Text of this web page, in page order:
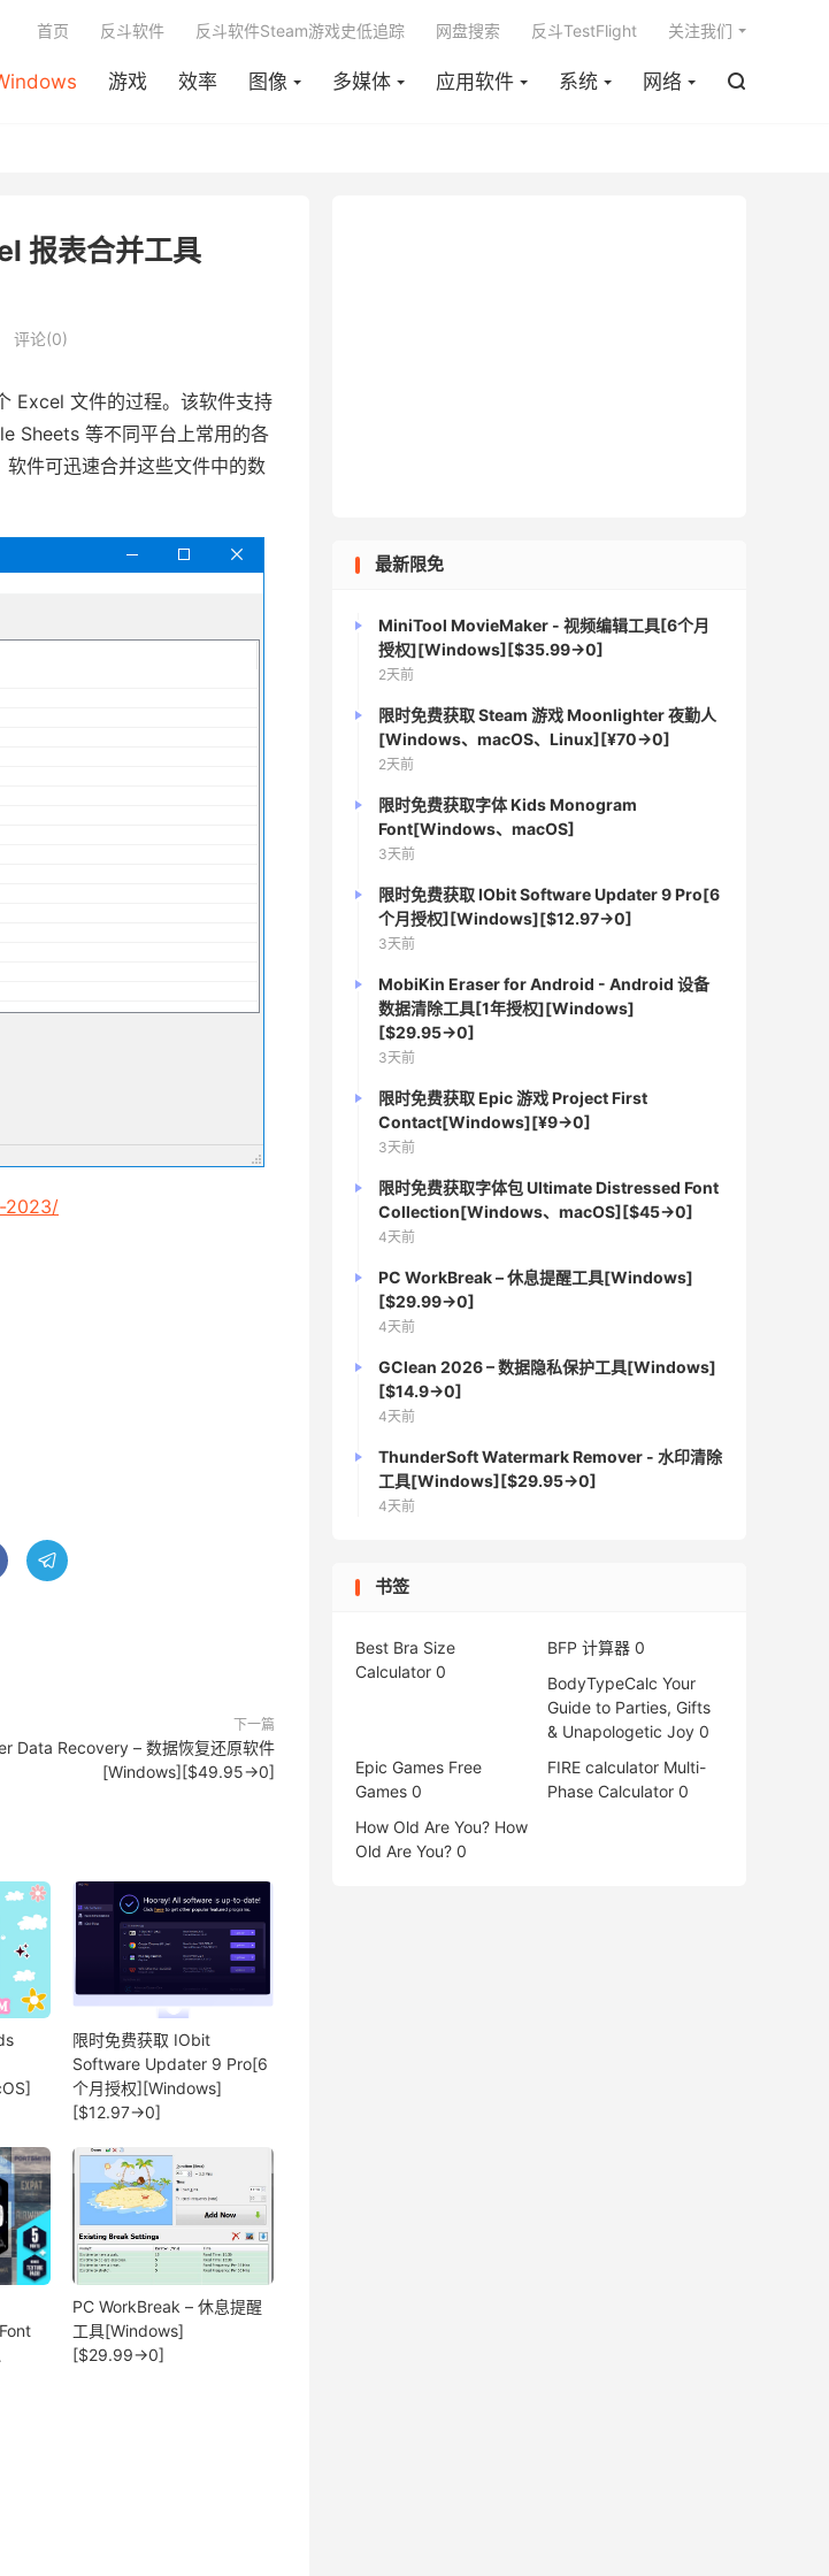
游戏 效率 图像 多媒体 应用软件 系统 网络 
首页 反斗软件 反斗软件Steam游戏史低追踪 网盘搜索 反斗TestFlight 关注我们
报表合并工具
评论(0)
Excel 文件的过程。该软件支持
Sheets 等不同平台上常用的各
件可迅速合并这些文件中的数
2023/

下一篇
Data Recovery – 数据恢复还原软件
[Windows][$49.95→0]
限时免费获取 IObit
Software Updater 9 Pro[6
个月授权][Windows]
[$12.97→0]
PC WorkBreak – 休息提醒
工具[Windows]
[$29.99→0]
最新限免
MiniTool MovieMaker - 视频编辑工具[6个月
授权][Windows][$35.99→0]
2天前
限时免费获取 Steam 游戏 Moonlighter 夜勤人
[Windows、macOS、Linux][¥70→0]
2天前
限时免费获取字体 Kids Monogram
Font[Windows、macOS]
3天前
限时免费获取 IObit Software Updater 9 Pro[6
个月授权][Windows][$12.97→0]
3天前
MobiKin Eraser for Android - Android 设备
数据清除工具[1年授权][Windows]
[$29.95→0]
3天前
限时免费获取 Epic 游戏 Project First
Contact[Windows][¥9→0]
3天前
限时免费获取字体包 Ultimate Distressed Font
Collection[Windows、macOS][$45→0]
4天前
PC WorkBreak – 休息提醒工具[Windows]
[$29.99→0]
4天前
GClean 2026 – 数据隐私保护工具[Windows]
[$14.9→0]
4天前
ThunderSoft Watermark Remover - 水印清除
工具[Windows][$29.95→0]
4天前
书签
Best Bra Size
Calculator 0
BFP 计算器 0
BodyTypeCalc Your
Guide to Parties, Gifts
& Unapologetic Joy 0
Epic Games Free
Games 0
FIRE calculator Multi-
Phase Calculator 0
How Old Are You? How
Old Are You? 0